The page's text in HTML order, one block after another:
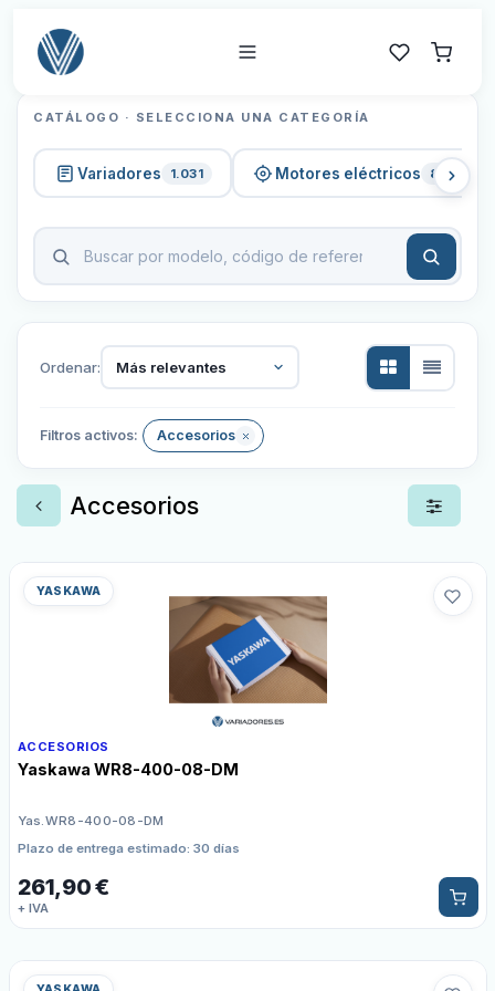
CATÁLOGO · SELECCIONA UNA CATEGORÍA
Variadores 1.031 Motores eléctricos 820
Ordenar: Más relevantes
Filtros activos: Accesorios
Accesorios
YASKAWA
ACCESORIOS
Yaskawa WR8-400-08-DM
Yas.WR8-400-08-DM
Plazo de entrega estimado: 30 días
261,90€
+ IVA